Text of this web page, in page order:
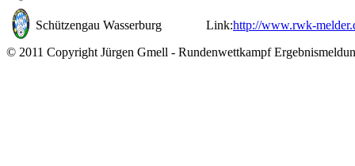
Schützengau Wasserburg Link:http://www.rwk-
© 2011 Copyright Jürgen Gmell - Rundenwettkampf